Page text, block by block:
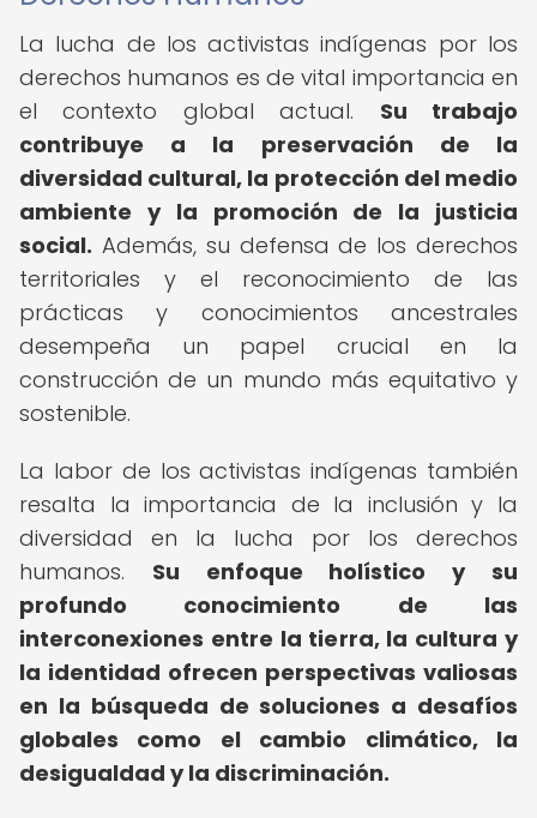
La lucha de los activistas indígenas por los
derechos humanos es de vital importancia en
el contexto global actual. Su trabajo
contribuye a la preservación de la
diversidad cultural, la protección del medio
ambiente y la promoción de la justicia
social. Además, su defensa de los derechos
territoriales y el reconocimiento de las
prácticas y conocimientos ancestrales
desempeña un papel crucial en la
construcción de un mundo más equitativo y
sostenible.
La labor de los activistas indígenas también
resalta la importancia de la inclusión y la
diversidad en la lucha por los derechos
humanos. Su enfoque holístico y su
profundo conocimiento de las
interconexiones entre la tierra, la cultura y
la identidad ofrecen perspectivas valiosas
en la búsqueda de soluciones a desafíos
globales como el cambio climático, la
desigualdad y la discriminación.